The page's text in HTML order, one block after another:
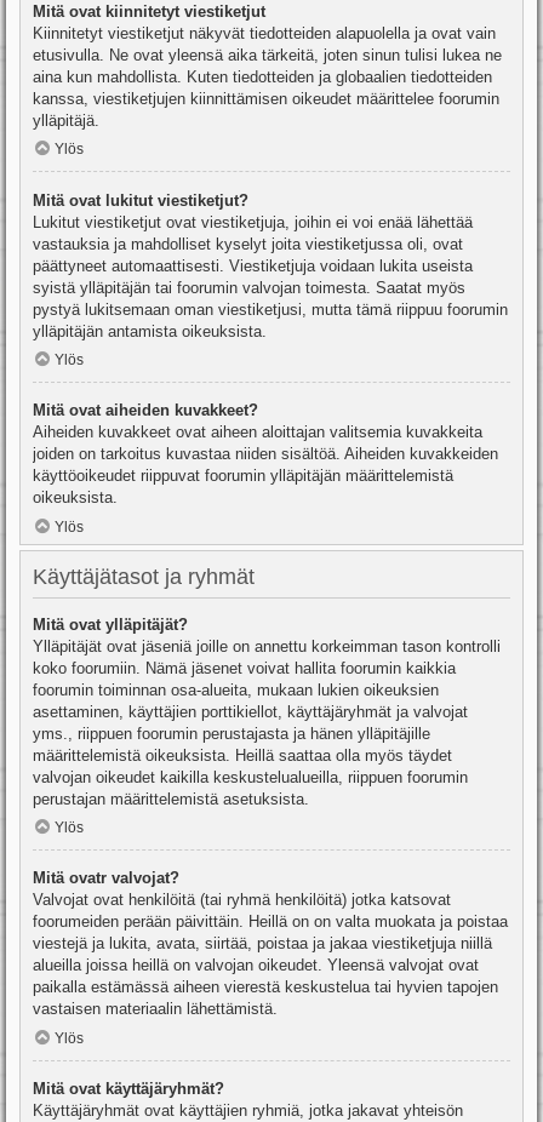
Mitä ovat kiinnitetyt viestiketjut
Kiinnitetyt viestiketjut näkyvät tiedotteiden alapuolella ja ovat vain
etusivulla. Ne ovat yleensä aika tärkeitä, joten sinun tulisi lukea ne
aina kun mahdollista. Kuten tiedotteiden ja globaalien tiedotteiden
kanssa, viestiketjujen kiinnittämisen oikeudet määrittelee foorumin
ylläpitäjä.
Ylös
Mitä ovat lukitut viestiketjut?
Lukitut viestiketjut ovat viestiketjuja, joihin ei voi enää lähettää
vastauksia ja mahdolliset kyselyt joita viestiketjussa oli, ovat
päättyneet automaattisesti. Viestiketjuja voidaan lukita useista
syistä ylläpitäjän tai foorumin valvojan toimesta. Saatat myös
pystyä lukitsemaan oman viestiketjusi, mutta tämä riippuu foorumin
ylläpitäjän antamista oikeuksista.
Ylös
Mitä ovat aiheiden kuvakkeet?
Aiheiden kuvakkeet ovat aiheen aloittajan valitsemia kuvakkeita
joiden on tarkoitus kuvastaa niiden sisältöä. Aiheiden kuvakkeiden
käyttöoikeudet riippuvat foorumin ylläpitäjän määrittelemistä
oikeuksista.
Ylös
Käyttäjätasot ja ryhmät
Mitä ovat ylläpitäjät?
Ylläpitäjät ovat jäseniä joille on annettu korkeimman tason kontrolli
koko foorumiin. Nämä jäsenet voivat hallita foorumin kaikkia
foorumin toiminnan osa-alueita, mukaan lukien oikeuksien
asettaminen, käyttäjien porttikiellot, käyttäjäryhmät ja valvojat
yms., riippuen foorumin perustajasta ja hänen ylläpitäjille
määrittelemistä oikeuksista. Heillä saattaa olla myös täydet
valvojan oikeudet kaikilla keskustelualueilla, riippuen foorumin
perustajan määrittelemistä asetuksista.
Ylös
Mitä ovatr valvojat?
Valvojat ovat henkilöitä (tai ryhmä henkilöitä) jotka katsovat
foorumeiden perään päivittäin. Heillä on on valta muokata ja poistaa
viestejä ja lukita, avata, siirtää, poistaa ja jakaa viestiketjuja niillä
alueilla joissa heillä on valvojan oikeudet. Yleensä valvojat ovat
paikalla estämässä aiheen vierestä keskustelua tai hyvien tapojen
vastaisen materiaalin lähettämistä.
Ylös
Mitä ovat käyttäjäryhmät?
Käyttäjäryhmät ovat käyttäjien ryhmiä, jotka jakavat yhteisön